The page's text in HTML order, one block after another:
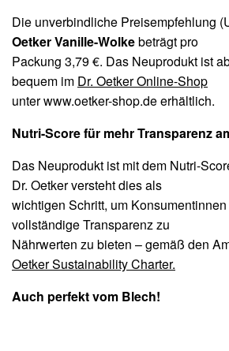
Die unverbindliche Preisempfehlung
Oetker Vanille-Wolkebeträgt pro
Packung 3,79 €. Das Neuprodukt ist
bequem im Dr. Oetker Online-Shop
unter www.oetker-shop.de erhältlich.
Nutri-Score für mehr Transparenz
Das Neuprodukt ist mit dem Nutri-
Dr. Oetker versteht dies als
wichtigen Schritt, um
vollständige Transparenz zu
Nährwerten zu bieten – gemäß den
Oetker Sustainability Charter.
Auch perfekt vom Blech!